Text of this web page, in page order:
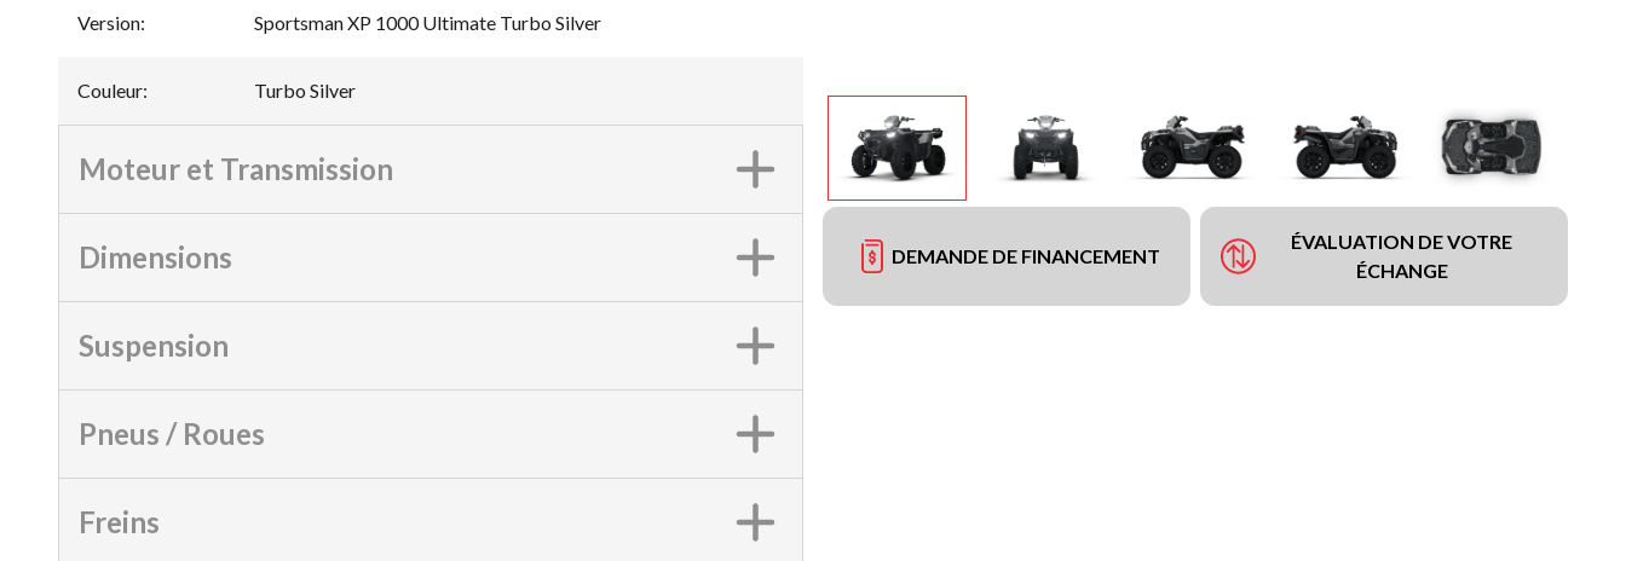
DEMANDE DE FINANCEMENT
ÉVALUATION DE VOTRE
ÉCHANGE
Version: Sportsman XP 1000 Ultimate Turbo Silver
Couleur: Turbo Silver
Moteur et Transmission
Dimensions
Suspension
Pneus / Roues
Freins